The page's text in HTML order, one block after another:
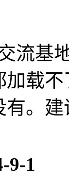
流基
载
有。
9-1